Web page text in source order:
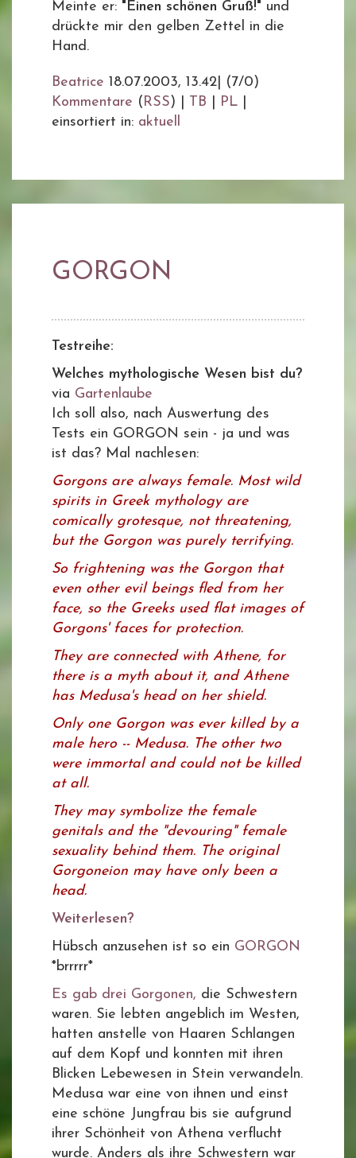
Meinte er: "Einen schönen Gruß!" und
drückte mir den gelben Zettel in die
Hand.
Beatrice 18.07.2003, 13.42
(7/0)
Kommentare (RSS) | TB PL
einsortiert in: aktuell
GORGON
Testreihe:
Welches mythologische Wesen bist du?
via Gartenlaube
Ich soll also, nach Auswertung des
Tests ein GORGON sein - ja und was
ist das? Mal nachlesen:
Gorgons are always female. Most wild
spirits in Greek mythology are
comically grotesque, not threatening,
but the Gorgon was purely terrifying.
So frightening was the Gorgon that
even other evil beings fled from her
face, so the Greeks used flat images of
Gorgons' faces for protection.
They are connected with Athene, for
there is a myth about it, and Athene
has Medusa's head on her shield.
Only one Gorgon was ever killed by a
male hero -- Medusa. The other two
were immortal and could not be killed
at all.
They may symbolize the female
genitals and the "devouring" female
sexuality behind them. The original
Gorgoneion may have only been a
head.
Weiterlesen?
Hübsch anzusehen ist so ein GORGON
*brrrrr*
Es gab drei Gorgonen, die Schwestern
waren. Sie lebten angeblich im Westen,
hatten anstelle von Haaren Schlangen
auf dem Kopf und konnten mit ihren
Blicken Lebewesen in Stein verwandeln.
Medusa war eine von ihnen und einst
eine schöne Jungfrau bis sie aufgrund
ihrer Schönheit von Athena verflucht
wurde. Anders als ihre Schwestern war